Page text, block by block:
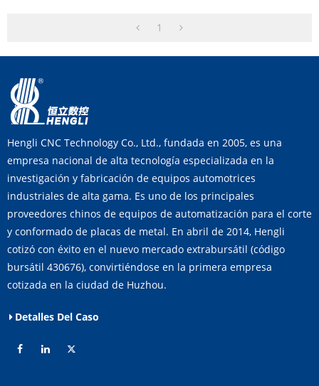
1
Hengli CNC Technology Co., Ltd., fundada en 2005, es una
empresa nacional de alta tecnología especializada en la
investigación y fabricación de equipos automotrices
industriales de alta gama. Es uno de los principales
proveedores chinos de equipos de automatización para el corte
y conformado de placas de metal. En abril de 2014, Hengli
cotizó con éxito en el nuevo mercado extrabursátil (código
bursátil 430676), convirtiéndose en la primera empresa
cotizada en la ciudad de Huzhou.
Detalles Del Caso